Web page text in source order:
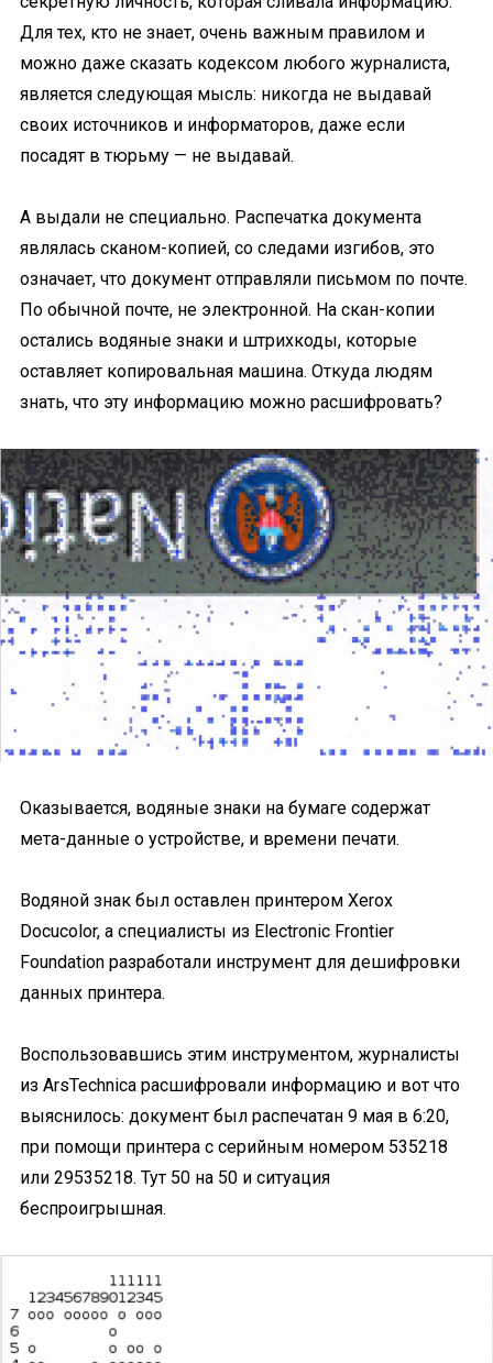
Для тех, кто не знает, очень важным правилом и
можно даже сказать кодексом любого журналиста,
является следующая мысль: никогда не выдавай
своих источников и информаторов, даже если
посадят в тюрьму — не выдавай.
А выдали не специально. Распечатка документа
являлась сканом-копией, со следами изгибов, это
означает, что документ отправляли письмом по почте.
По обычной почте, не электронной. На скан-копии
остались водяные знаки и штрихкоды, которые
оставляет копировальная машина. Откуда людям
знать, что эту информацию можно расшифровать?
Оказывается, водяные знаки на бумаге содержат
мета-данные о устройстве, и времени печати.
Водяной знак был оставлен принтером Xerox
Docucolor, а специалисты из Electronic Frontier
Foundation разработали инструмент для дешифровки
данных принтера.
Воспользовавшись этим инструментом, журналисты
из ArsTechnica расшифровали информацию и вот что
выяснилось: документ был распечатан 9 мая в 6:20,
при помощи принтера с серийным номером 535218
или 29535218. Тут 50 на 50 и ситуация
беспроигрышная.